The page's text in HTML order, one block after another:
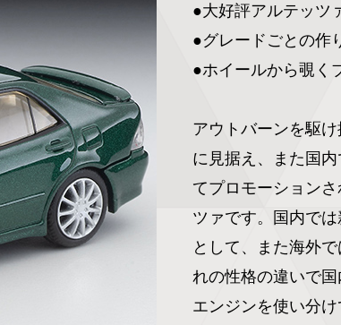
●大好評アルテッツ
●グレードごとの作
●ホイールから覗く
アウトバーンを駆
に見据え、また国
てプロモーション
ツァです。国内で
として、また海外
れの性格の違いで
エンジンを使い分